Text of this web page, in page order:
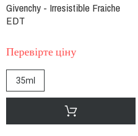
Givenchy - Irresistible Fraiche
EDT
Перевірте ціну
35ml